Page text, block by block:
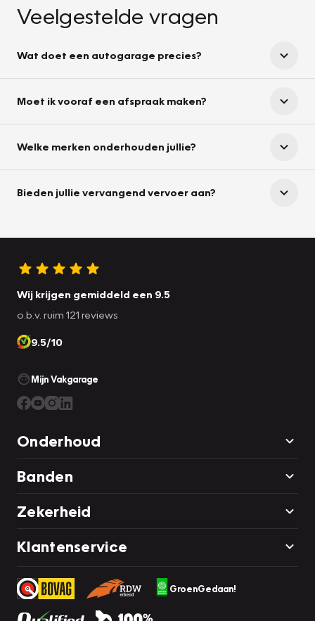
Veelgestelde vragen
Wat doet een autogarage precies?
Moet ik vooraf een afspraak maken?
Welke merken onderhouden jullie?
Bieden jullie vervangend vervoer aan?
Wij krijgen gemiddeld een 9.5
o.b.v. ruim 121 reviews
9.5/10
Mijn Vakgarage
Onderhoud
Banden
Zekerheid
Klantenservice
GroenGedaan!